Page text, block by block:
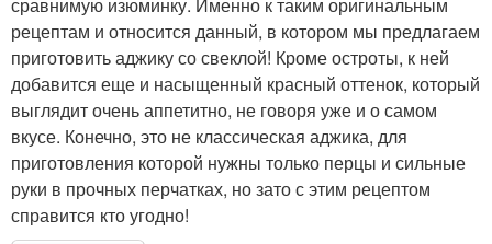
сравнимую изюминку. Именно к таким оригинальным
рецептам и относится данный, в котором мы предлагаем
приготовить аджику со свеклой! Кроме остроты, к ней
добавится еще и насыщенный красный оттенок, который
выглядит очень аппетитно, не говоря уже и о самом
вкусе. Конечно, это не классическая аджика, для
приготовления которой нужны только перцы и сильные
руки в прочных перчатках, но зато с этим рецептом
справится кто угодно!